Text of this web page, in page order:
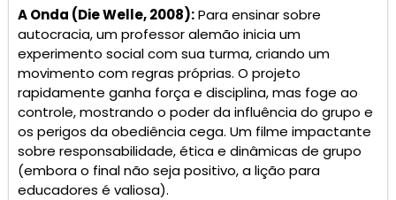
A Onda (Die Welle, 2008):Para ensinar sobre
autocracia, um professor alemão inicia um
experimento social com sua turma, criando um
movimento com regras próprias. O projeto
rapidamente ganha força e disciplina, mas foge ao
controle, mostrando o poder da influência do grupo e
os perigos da obediência cega. Um filme impactante
sobre responsabilidade, ética e dinâmicas de grupo
(embora o final não seja positivo, a lição para
educadores é valiosa).